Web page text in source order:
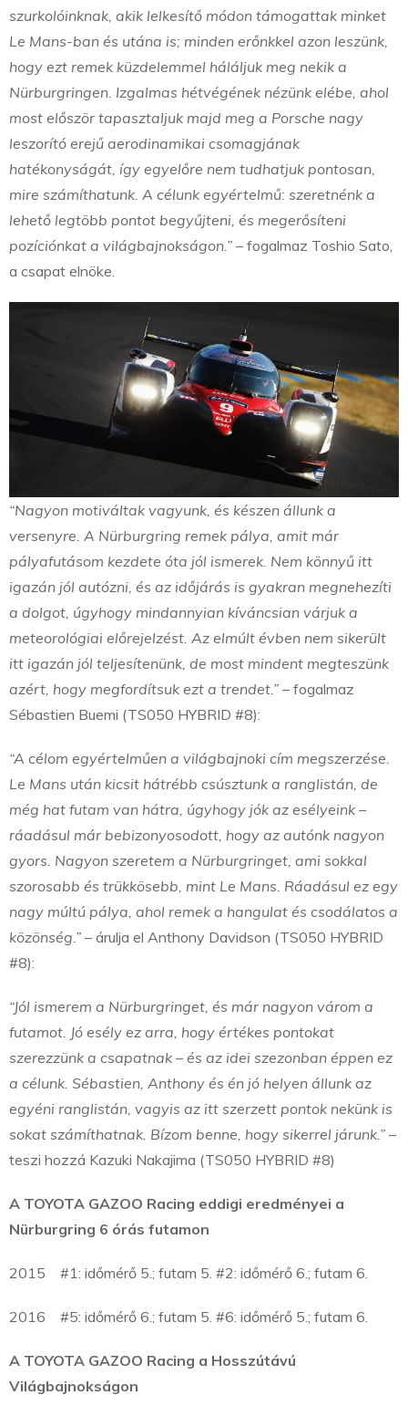
szurkolóinknak, akik lelkesítő módon támogattak minket
Le Mans-ban és utána is; minden erőnkkel azon leszünk,
hogy ezt remek küzdelemmel háláljuk meg nekik a
Nürburgringen. Izgalmas hétvégének nézünk elébe, ahol
most először tapasztaljuk majd meg a Porsche nagy
leszorító erejű aerodinamikai csomagjának
hatékonyságát, így egyelőre nem tudhatjuk pontosan,
mire számíthatunk. A célunk egyértelmű: szeretnénk a
lehető legtöbb pontot begyűjteni, és megerősíteni
pozíciónkat a világbajnokságon.” – fogalmaz Toshio Sato,
a csapat elnöke.
“Nagyon motiváltak vagyunk, és készen állunk a
versenyre. A Nürburgring remek pálya, amit már
pályafutásom kezdete óta jól ismerek. Nem könnyű itt
igazán jól autózni, és az időjárás is gyakran megnehezíti
a dolgot, úgyhogy mindannyian kíváncsian várjuk a
meteorológiai előrejelzést. Az elmúlt évben nem sikerült
itt igazán jól teljesítenünk, de most mindent megteszünk
azért, hogy megfordítsuk ezt a trendet.” – fogalmaz
Sébastien Buemi (TS050 HYBRID #8):
“A célom egyértelműen a világbajnoki cím megszerzése.
Le Mans után kicsit hátrébb csúsztunk a ranglistán, de
még hat futam van hátra, úgyhogy jók az esélyeink –
ráadásul már bebizonyosodott, hogy az autónk nagyon
gyors. Nagyon szeretem a Nürburgringet, ami sokkal
szorosabb és trükkösebb, mint Le Mans. Ráadásul ez egy
nagy múltú pálya, ahol remek a hangulat és csodálatos a
közönség.” – árulja el Anthony Davidson (TS050 HYBRID
#8):
“Jól ismerem a Nürburgringet, és már nagyon várom a
futamot. Jó esély ez arra, hogy értékes pontokat
szerezzünk a csapatnak – és az idei szezonban éppen ez
a célunk. Sébastien, Anthony és én jó helyen állunk az
egyéni ranglistán, vagyis az itt szerzett pontok nekünk is
sokat számíthatnak. Bízom benne, hogy sikerrel járunk.” –
teszi hozzá Kazuki Nakajima (TS050 HYBRID #8)
A TOYOTA GAZOO Racing eddigi eredményei a
Nürburgring 6 órás futamon
2015 #1: időmérő 5.; futam 5. #2: időmérő 6.; futam 6.
2016 #5: időmérő 6.; futam 5. #6: időmérő 5.; futam 6.
A TOYOTA GAZOO Racing a Hosszútávú
Világbajnokságon